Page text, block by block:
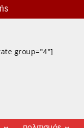
group="4"]